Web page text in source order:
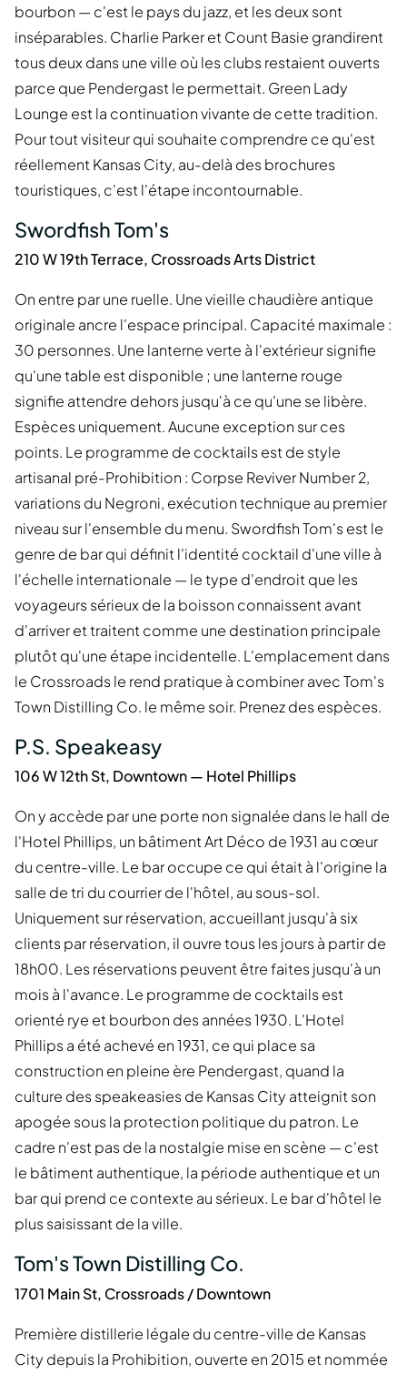
bourbon — c'est le pays du jazz, et les deux sont
inséparables. Charlie Parker et Count Basie grandirent
tous deux dans une ville où les clubs restaient ouverts
parce que Pendergast le permettait. Green Lady
Lounge est la continuation vivante de cette tradition.
Pour tout visiteur qui souhaite comprendre ce qu'est
réellement Kansas City, au-delà des brochures
touristiques, c'est l'étape incontournable.
Swordfish Tom's
210 W 19th Terrace, Crossroads Arts District
On entre par une ruelle. Une vieille chaudière antique
originale ancre l'espace principal. Capacité maximale :
30 personnes. Une lanterne verte à l'extérieur signifie
qu'une table est disponible ; une lanterne rouge
signifie attendre dehors jusqu'à ce qu'une se libère.
Espèces uniquement. Aucune exception sur ces
points. Le programme de cocktails est de style
artisanal pré-Prohibition : Corpse Reviver Number 2,
variations du Negroni, exécution technique au premier
niveau sur l'ensemble du menu. Swordfish Tom's est le
genre de bar qui définit l'identité cocktail d'une ville à
l'échelle internationale — le type d'endroit que les
voyageurs sérieux de la boisson connaissent avant
d'arriver et traitent comme une destination principale
plutôt qu'une étape incidentelle. L'emplacement dans
le Crossroads le rend pratique à combiner avec Tom's
Town Distilling Co. le même soir. Prenez des espèces.
P.S. Speakeasy
106 W 12th St, Downtown — Hotel Phillips
On y accède par une porte non signalée dans le hall de
l'Hotel Phillips, un bâtiment Art Déco de 1931 au cœur
du centre-ville. Le bar occupe ce qui était à l'origine la
salle de tri du courrier de l'hôtel, au sous-sol.
Uniquement sur réservation, accueillant jusqu'à six
clients par réservation, il ouvre tous les jours à partir de
18h00. Les réservations peuvent être faites jusqu'à un
mois à l'avance. Le programme de cocktails est
orienté rye et bourbon des années 1930. L'Hotel
Phillips a été achevé en 1931, ce qui place sa
construction en pleine ère Pendergast, quand la
culture des speakeasies de Kansas City atteignit son
apogée sous la protection politique du patron. Le
cadre n'est pas de la nostalgie mise en scène — c'est
le bâtiment authentique, la période authentique et un
bar qui prend ce contexte au sérieux. Le bar d'hôtel le
plus saisissant de la ville.
Tom's Town Distilling Co.
1701 Main St, Crossroads / Downtown
Première distillerie légale du centre-ville de Kansas
City depuis la Prohibition, ouverte en 2015 et nommée